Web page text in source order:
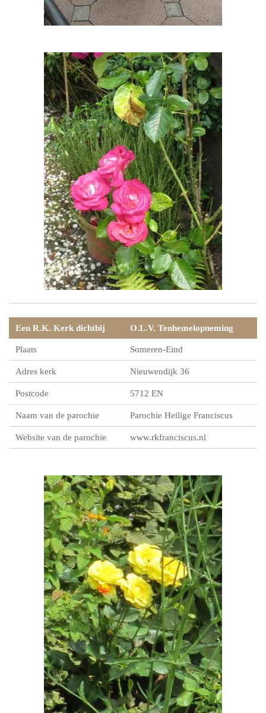
Een R.K. Kerk dichtbij O.L.V. Ten­hemel­op­ne­ming
Plaats Someren-Eind
Adres kerk Nieuwendijk 36
Postcode 5712 EN
Naam van de parochie Parochie Heilige Franciscus
Website van de parochie www.rkfranciscus.nl